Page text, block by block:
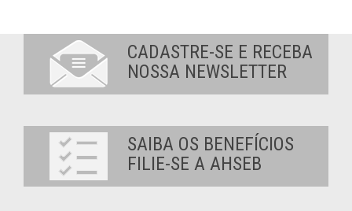
CADASTRE-SE E RECEBA
NOSSA NEWSLETTER
SAIBA OS BENEFÍCIOS
FILIE-SE A AHSEB